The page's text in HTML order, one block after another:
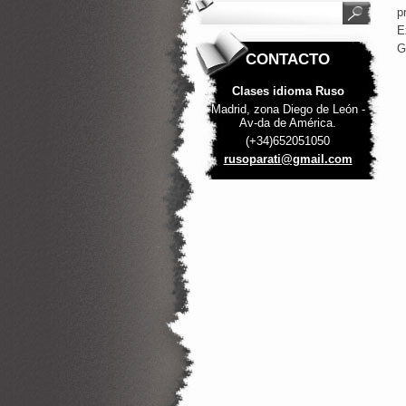
CONTACTO
Clases idioma Ruso
Madrid, zona Diego de León -
Av-da de América.
(+34)652051050
rusoparati@gmail .com